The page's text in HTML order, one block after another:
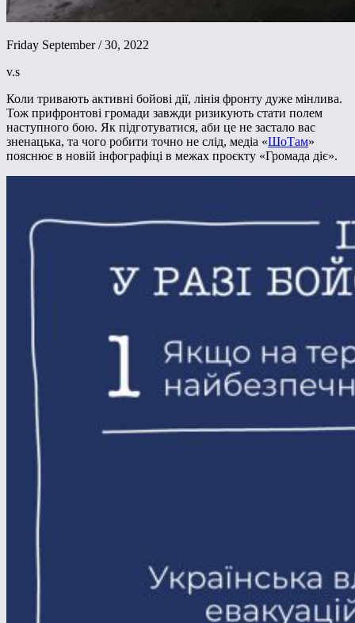
Friday September / 30, 2022
v.s
Коли тривають активні бойові дії, лінія фронту дуже мінлива.
Тож прифронтові громади завжди ризикують стати полем
наступного бою. Як підготуватися, аби це не застало вас
зненацька, та чого робити точно не слід, медіа «ШоТам»
пояснює в новій інфографіці в межах проєкту «Громада діє».